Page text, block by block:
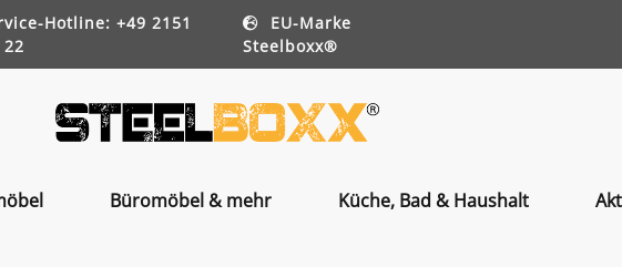
Hotline: +49 2151
EU-Marke
Steelboxx®
Büromöbel & mehr Küche, Bad & Haushalt